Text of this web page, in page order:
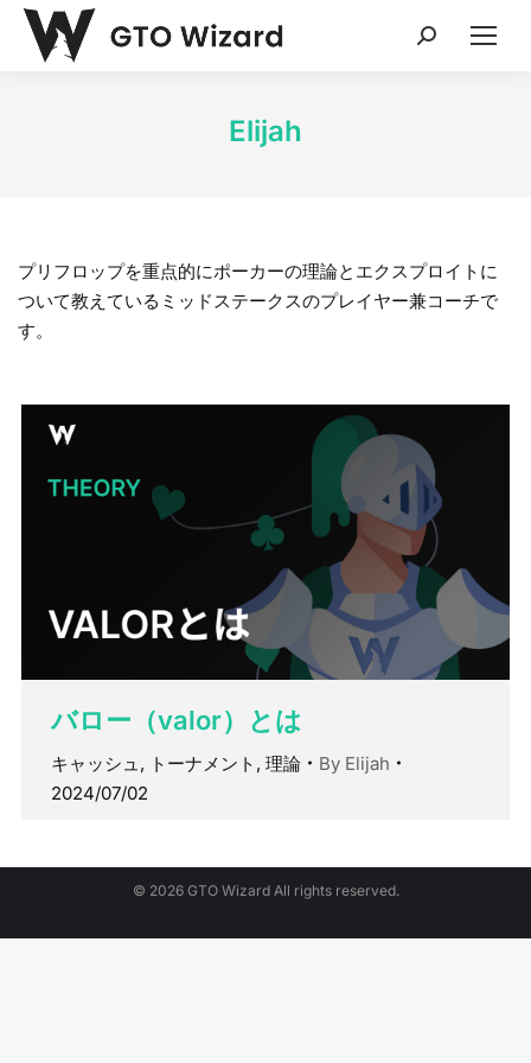
Search:
Elijah
プリフロップを重点的にポーカーの理論とエクスプロイトに
ついて教えているミッドステークスのプレイヤー兼コーチで
す。
バロー（valor）とは
キャッシュ , トーナメント , 理論 By Elijah
2024/07/02
© 2026 GTO Wizard All rights reserved.